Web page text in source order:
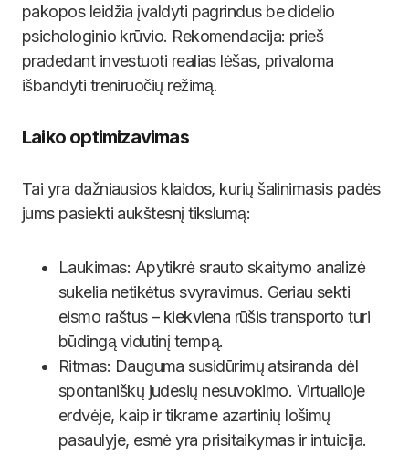
pakopos leidžia įvaldyti pagrindus be didelio
psichologinio krūvio. Rekomendacija: prieš
pradedant investuoti realias lėšas, privaloma
išbandyti treniruočių režimą.
Laiko optimizavimas
Tai yra dažniausios klaidos, kurių šalinimasis padės
jums pasiekti aukštesnį tikslumą:
Laukimas: Apytikrė srauto skaitymo analizė
sukelia netikėtus svyravimus. Geriau sekti
eismo raštus – kiekviena rūšis transporto turi
būdingą vidutinį tempą.
Ritmas: Dauguma susidūrimų atsiranda dėl
spontaniškų judesių nesuvokimo. Virtualioje
erdvėje, kaip ir tikrame azartinių lošimų
pasaulyje, esmė yra prisitaikymas ir intuicija.